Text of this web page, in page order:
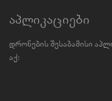
აპლიკაციები
დრონების შესაბამისი
აქ: